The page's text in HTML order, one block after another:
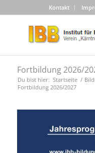
Kontakt
Fortbildung 2026/
Du bist hier: Startseite /
Fortbildung 2026/2027